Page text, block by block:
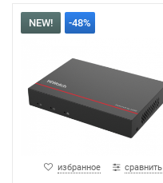
NEW! -48%
избранное сравнить